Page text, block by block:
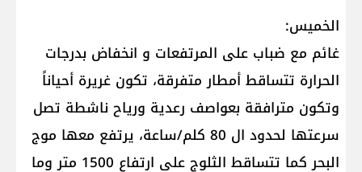
الخميس:
غائم مع ضباب على المرتفعات و انخفاض بدرجات
الحرارة تتساقط أمطار متفرقة، تكون غريرة أحياناً
وتكون مترافقة بعواصف رعدية ورياح ناشطة تصل
سرعتها لحدود ال 80 كلم/ساعة، يرتفع معها موج
البحر كما تتساقط الثلوج على ارتفاع 1500 متر وما